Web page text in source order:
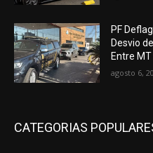
PF
Desvio
Entre
agosto 6,
CATEGORIAS